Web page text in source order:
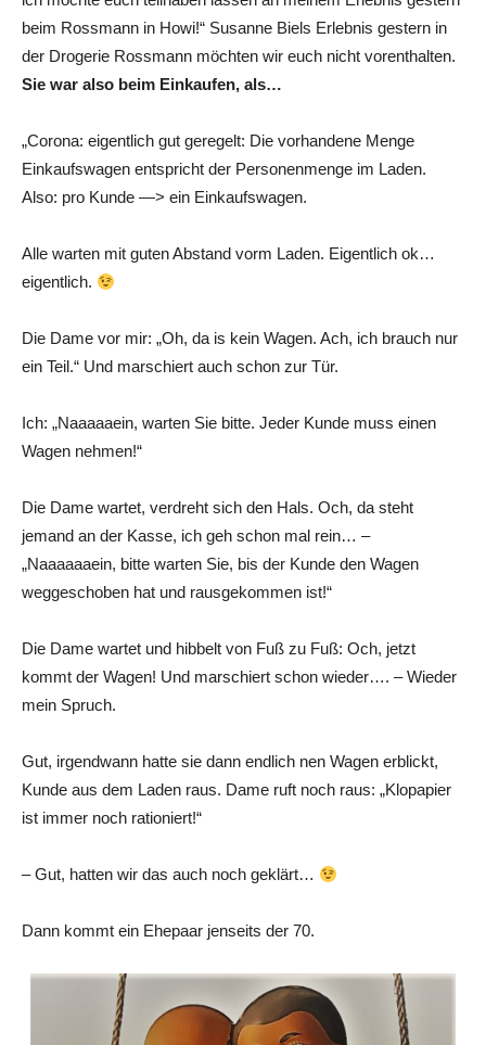
beim Rossmann in Howi!“ Susanne Biels Erlebnis gestern in
der Drogerie Rossmann möchten wir euch nicht vorenthalten.
Sie war also beim Einkaufen, als…
„Corona: eigentlich gut geregelt: Die vorhandene Menge
Einkaufswagen entspricht der Personenmenge im Laden.
Also: pro Kunde —> ein Einkaufswagen.
Alle warten mit guten Abstand vorm Laden. Eigentlich ok…
eigentlich.
Die Dame vor mir: „Oh, da is kein Wagen. Ach, ich brauch nur
ein Teil.“ Und marschiert auch schon zur Tür.
Ich: „Naaaaaein, warten Sie bitte. Jeder Kunde muss einen
Wagen nehmen!“
Die Dame wartet, verdreht sich den Hals. Och, da steht
jemand an der Kasse, ich geh schon mal rein… –
„Naaaaaaein, bitte warten Sie, bis der Kunde den Wagen
weggeschoben hat und rausgekommen ist!“
Die Dame wartet und hibbelt von Fuß zu Fuß: Och, jetzt
kommt der Wagen! Und marschiert schon wieder…. – Wieder
mein Spruch.
Gut, irgendwann hatte sie dann endlich nen Wagen erblickt,
Kunde aus dem Laden raus. Dame ruft noch raus: „Klopapier
ist immer noch rationiert!“
– Gut, hatten wir das auch noch geklärt…
Dann kommt ein Ehepaar jenseits der 70.